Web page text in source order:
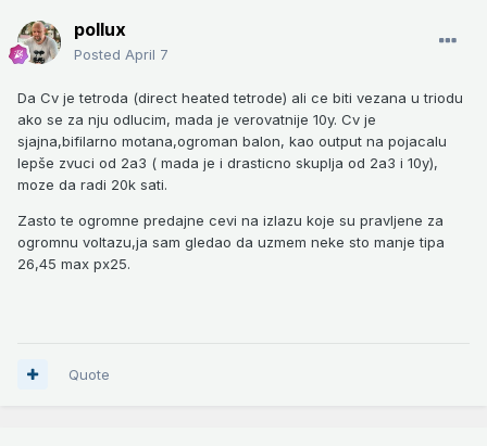
pollux
Posted April 7
Da Cv je tetroda (direct heated tetrode) ali ce biti vezana u triodu
ako se za nju odlucim, mada je verovatnije 10y. Cv je
sjajna,bifilarno motana,ogroman balon, kao output na pojacalu
lepše zvuci od 2a3 ( mada je i drasticno skuplja od 2a3 i 10y),
moze da radi 20k sati.
Zasto te ogromne predajne cevi na izlazu koje su pravljene za
ogromnu voltazu,ja sam gledao da uzmem neke sto manje tipa
26,45 max px25.
Quote